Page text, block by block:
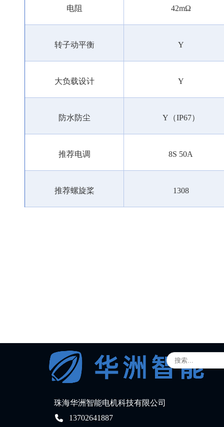
电阻 42mΩ
转子动平衡 Y
大负载设计 Y
防水防尘 Y（IP67）
推荐电调 8S 50A
推荐螺旋桨 1308
珠海华洲智能电机科技有限公司
13702641887